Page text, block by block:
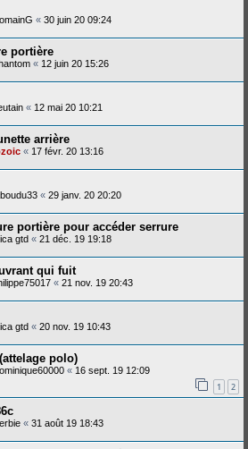
« 30 juin 20 09:24
portière
« 12 juin 20 15:26
« 12 mai 20 10:21
arrière
« 17 févr. 20 13:16
« 29 janv. 20 20:20
portière pour accéder serrure
gtd « 21 déc. 19 19:18
qui fuit
« 21 nov. 19 20:43
gtd « 20 nov. 19 10:43
polo)
« 16 sept. 19 12:09
1 2
« 31 août 19 18:43